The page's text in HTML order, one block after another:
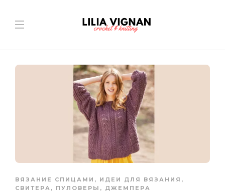
ВЯЗАНИЕ СПИЦАМИ , ИДЕИ ДЛЯ ВЯЗАНИЯ ,
СВИТЕРА, ПУЛОВЕРЫ, ДЖЕМПЕРА